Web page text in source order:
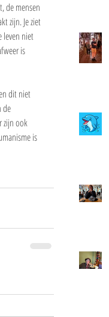
de mensen
zijn. Je ziet
leven niet
is
dit niet
de
zijn ook
is